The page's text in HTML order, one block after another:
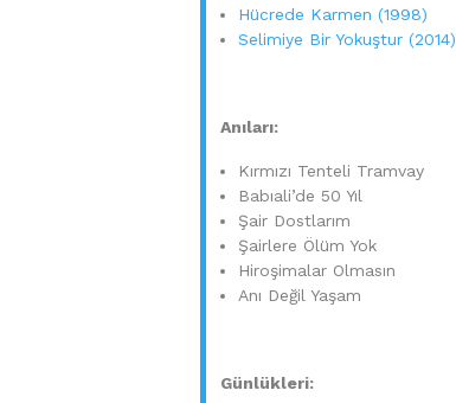
Hücrede Karmen (1998)
Selimiye Bir Yokuştur (2014)
Anıları:
Kırmızı Tenteli Tramvay
Babıali’de 50 Yıl
Şair Dostlarım
Şairlere Ölüm Yok
Hiroşimalar Olmasın
Anı Değil Yaşam
Günlükleri: